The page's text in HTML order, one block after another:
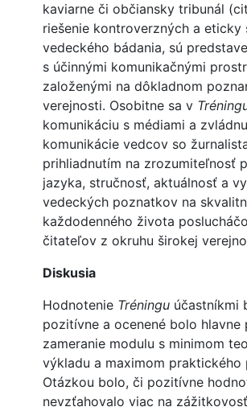
kaviarne či občiansky tribunál
riešenie kontroverzných a eticky
vedeckého bádania, sú
s účinnými komunikačnými
založenými na dôkladnom
verejnosti. Osobitne sa v
komunikáciu s médiami a
komunikácie vedcov so
prihliadnutím na zrozumiteľnosť
jazyka, stručnosť, aktuálnosť a
vedeckých poznatkov na
každodenného života
čitateľov z okruhu širokej
Diskusia
Hodnotenie Tréningu účastníkmi
pozitívne a ocenené bolo hlavne
zameranie modulu s minimom
výkladu a maximom praktického
Otázkou bolo, či pozitívne
nevzťahovalo viac na